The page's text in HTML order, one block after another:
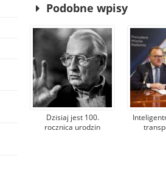
Podobne wpisy
Dzisiaj jest 100.
rocznica urodzin